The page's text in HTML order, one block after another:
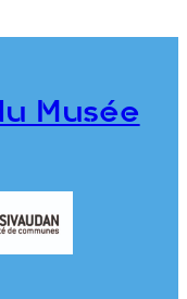
Musée